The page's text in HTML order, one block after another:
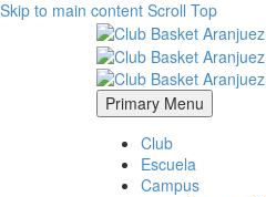
Skip to main content Scroll Top
Primary Menu
Club
Escuela
Campus